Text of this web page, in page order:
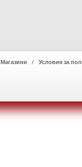
Магазини Условия за